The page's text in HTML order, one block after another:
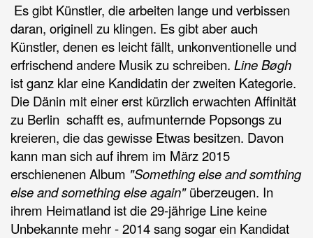
Es gibt Künstler, die arbeiten lange und verbissen
daran, originell zu klingen. Es gibt aber auch
Künstler, denen es leicht fällt, unkonventionelle und
erfrischend andere Musik zu schreiben. Line Bøgh
ist ganz klar eine Kandidatin der zweiten Kategorie.
Die Dänin mit einer erst kürzlich erwachten Affinität
zu Berlin schafft es, aufmunternde Popsongs zu
kreieren, die das gewisse Etwas besitzen. Davon
kann man sich auf ihrem im März 2015
erschienenen Album "Something else and somthing
else and something else again"überzeugen. In
ihrem Heimatland ist die 29-jährige Line keine
Unbekannte mehr - 2014 sangsogarein Kandidat